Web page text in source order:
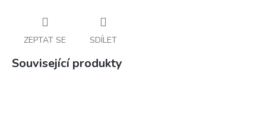
ZEPTAT SE SDÍLET
Související produkty